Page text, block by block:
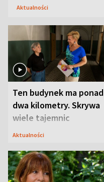
Aktualności
Ten budynek ma ponad
dwa kilometry. Skrywa
wiele tajemnic
Aktualności